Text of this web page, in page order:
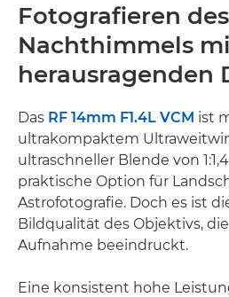
Fotografieren des
Nachthimmels
herausragenden
Das RF 14mm F1.4L VCM ist
ultrakompaktem
ultraschneller Blende von
praktische Option für
Astrofotografie. Doch es ist
Bildqualität des Objektivs,
Aufnahme beeindruckt.
Eine konsistent hohe